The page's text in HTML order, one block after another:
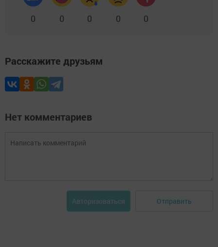
0 0 0 0 0
Расскажите друзьям
Нет комментариев
Авторизоваться Отправить